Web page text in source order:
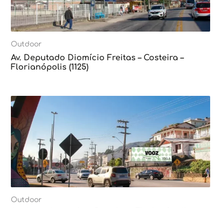
Outdoor
Av. Deputado Diomício Freitas – Costeira –
Florianópolis (1125)
Outdoor